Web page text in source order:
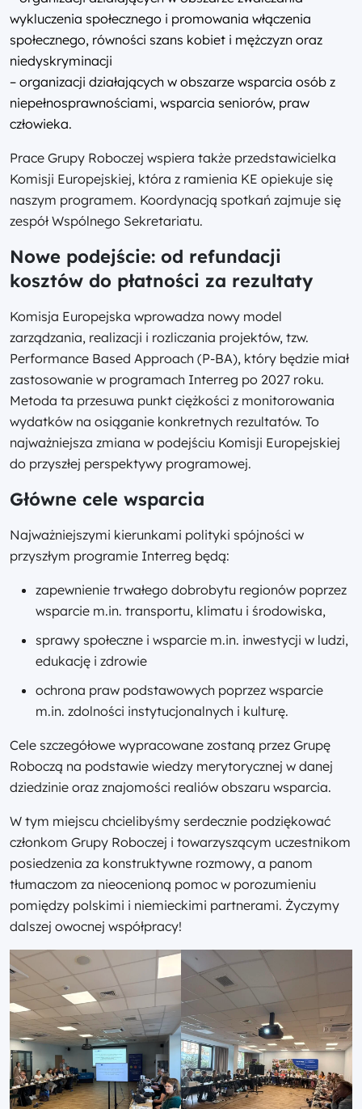
wykluczenia społecznego i promowania włączenia
społecznego, równości szans kobiet i mężczyzn oraz
niedyskryminacji
– organizacji działających w obszarze wsparcia osób z
niepełnosprawnościami, wsparcia seniorów, praw
człowieka.
Prace Grupy Roboczej wspiera także przedstawicielka
Komisji Europejskiej, która z ramienia KE opiekuje się
naszym programem. Koordynacją spotkań zajmuje się
zespół Wspólnego Sekretariatu.
Nowe podejście: od refundacji
kosztów do płatności za rezultaty
Komisja Europejska wprowadza nowy model
zarządzania, realizacji i rozliczania projektów, tzw.
Performance Based Approach (P-BA), który będzie miał
zastosowanie w programach Interreg po 2027 roku.
Metoda ta przesuwa punkt ciężkości z monitorowania
wydatków na osiąganie konkretnych rezultatów. To
najważniejsza zmiana w podejściu Komisji Europejskiej
do przyszłej perspektywy programowej.
Główne cele wsparcia
Najważniejszymi kierunkami polityki spójności w
przyszłym programie Interreg będą:
zapewnienie trwałego dobrobytu regionów poprzez
wsparcie m.in. transportu, klimatu i środowiska,
sprawy społeczne i wsparcie m.in. inwestycji w ludzi,
edukację i zdrowie
ochrona praw podstawowych poprzez wsparcie
m.in. zdolności instytucjonalnych i kulturę.
Cele szczegółowe wypracowane zostaną przez Grupę
Roboczą na podstawie wiedzy merytorycznej w danej
dziedzinie oraz znajomości realiów obszaru wsparcia.
W tym miejscu chcielibyśmy serdecznie podziękować
członkom Grupy Roboczej i towarzyszącym uczestnikom
posiedzenia za konstruktywne rozmowy, a panom
tłumaczom za nieocenioną pomoc w porozumieniu
pomiędzy polskimi i niemieckimi partnerami. Życzymy
dalszej owocnej współpracy!